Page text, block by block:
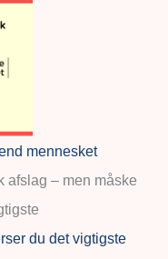
mennesket
du det vigtigste